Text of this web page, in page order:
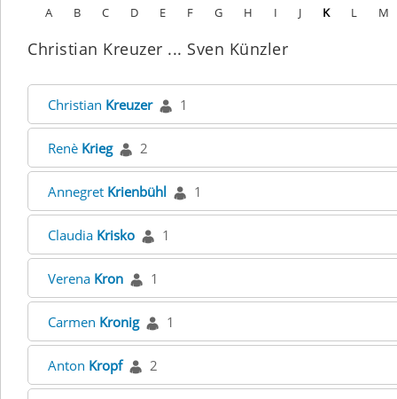
A B C D E F G H I J K L M
Christian Kreuzer ... Sven Künzler
Christian Kreuzer 1
Renè Krieg 2
Annegret Krienbühl 1
Claudia Krisko 1
Verena Kron 1
Carmen Kronig 1
Anton Kropf 2